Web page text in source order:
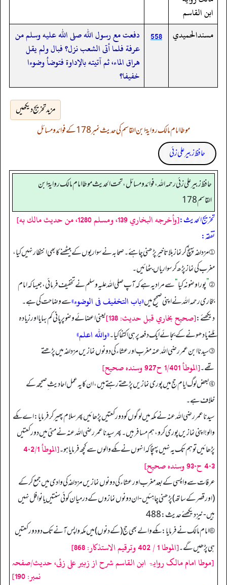
ابن القاسم
مسندالحميدي
558
دفعت مع رسول الله صلى الله عليه وسلم من
عرفة فلما أتى الشعب نزل؟ فبال ولم يقل
هراق الماء، ثم آتيته بالإداوة فتوضأ وضوءا
خفيفا؟
مزید تخریج دیکھیں
موطا امام مالک روایۃ ابن القاسم کی حدیث نمبر 178 کے فوائد و مسائل
حافظ زبیر علی زئی
حافظ زبير على زئي رحمه الله، فوائد و مسائل، تحت الحديث موطا امام مالك رواية ابن
القاسم 178
تخریج الحدیث:[وأخرجه البخاري 139، ومسلم 1280، من حديث مالك به]
تفقه:
① مزدلفہ پہنچ کر نماز بلاتاخیر پڑھنی چاہئے۔ صحابہ نے سواریوں کے بیٹھنے کا بھی انتظار نہیں کیا،
مغرب کی نماز پڑھ کر سواریاں بٹھائیں۔
②
”پورا وضو نہ کیا“سے مراد یہ ہے کہ آپ صلی اللہ علیہ وسلم نے تخفیف فرمائی، جیسا کہ امام
بخاری رحمہ اللہ نے اپنی صحیح میں«باب التخفيف فى الوضوء»سے وضاحت کی ہے۔
دیکھئے:[صحيح بخاري قبل حديث: 138]
یعنی اعضائے وضو پر پانی کم بہایا اور زیادہ
مَلنے یا دھونے کے بجائے ایک دفعہ پر ہی اکتفا کیا۔«والله اعلم»
③ سیدنا ابن عمر رضی اللہ عنہ مغرب اور عشاء کی دونوں نمازیں مزدلفہ میں پڑھتے
تھے۔[الموطأ 1/401 ح927 وسنده صحيح]
④ بعض لوگ ایام حج میں پوری نمازیں پڑھتے رہتے ہیں، ان کا یہ عمل احادیث ِ صحیحہ کے
خلاف ہے۔
سیدنا عمر رضی اللہ عنہ نے مکہ میں لوگوں کو دو رکعتیں پڑھائیں پھر سلام پھیر کر فرمایا: اے مکے
والو! اپنی نمازیں پوری کرو، ہم مسافر ہیں۔ پھر سیدنا عمر رضی اللہ عنہ نے منیٰ میں دو رکعتیں
پڑھائیں تو ہم تک یہ نہیں پہنچا کہ انہوں نے مکے والوں سے کچھ فرمایا ہو۔
[الموطأ 4٠2/1
4٠3 ح93٠ وسنده صحيح]
عرفات سے واپسی کے بعد مغرب اور عشاء کی دونوں نمازیں مزدلفہ کی وادی میں جمع کر کے
(اور قصر کے ساتھ) پڑھنی چاہئیں- ان دونوں نمازوں کے درمیان کوئی سنتیں یا نوافل نہیں
ہیں- نیز دیکھئے حدیث: 488
⑥ امام مالک نے فرمایا: مکے والے بھی حج (کے دنوں) میں مکہ واپس آنے تک دو دو رکعتیں
ہی پڑھیں گے۔[الموطا 1 / 402 وترقيم الاستذكار: 868]
[موطا امام مالک روایۃ ابن القاسم شرح از زبیر علی زئی، حدیث/صفحہ
نمبر: 190]